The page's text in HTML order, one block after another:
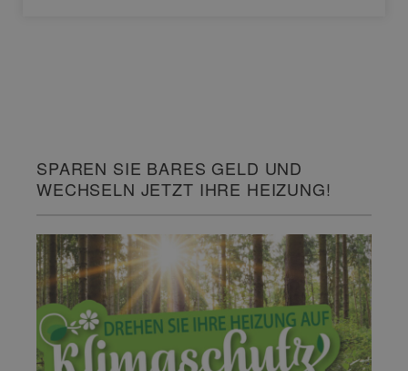
SPAREN SIE BARES GELD UND
WECHSELN JETZT IHRE HEIZUNG!